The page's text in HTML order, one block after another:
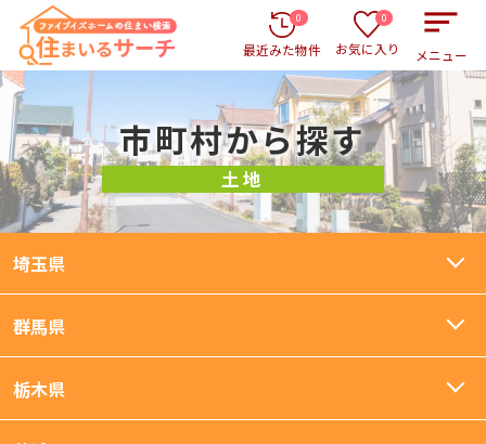
最近みた物件
0
お気に入り
0
メニュー
市町村から探す
土地
埼玉県
群馬県
栃木県